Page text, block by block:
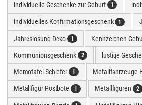
individuelle Geschenke zur Geburt 1
individuelles Konfirmationsgeschenk 1
Jahreslosung Deko 1 Kennzeichen
Kommunionsgeschenk 2 lustige
Memotafel Schiefer 1 Metallfahrzeuge
Metallfigur Postbote 1 Metallfiguren 2